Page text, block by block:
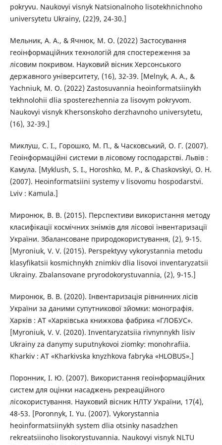
pokryvu. Naukovyi visnyk Natsionalnoho lisotekhnichnoho
universytetu Ukrainy, (22)9, 24-30.]
Мельник, А. А., & Ячнюк, М. О. (2022) Застосування
геоінформаційних технологій для спостереження за
лісовим покривом. Науковий вісник Херсонського
державного університету, (16), 32-39. [Melnyk, A. A., &
Yachniuk, M. O. (2022) Zastosuvannia heoinformatsiinykh
tekhnolohii dlia sposterezhennia za lisovym pokryvom.
Naukovyi visnyk Khersonskoho derzhavnoho universytetu,
(16), 32-39.]
Миклуш, С. І., Горошко, М. П., & Часковський, О. Г. (2007).
Геоінформаційні системи в лісовому господарстві. Львів :
Камула. [Myklush, S. I., Horoshko, M. P., & Chaskovskyi, O. H.
(2007). Heoinformatsiini systemy v lisovomu hospodarstvi.
Lviv : Kamula.]
Миронюк, В. В. (2015). Перспективи використання методу
класифікації космічних знімків для лісової інвентаризації
України. Збалансоване природокористування, (2), 9-15.
[Myroniuk, V. V. (2015). Perspektyvy vykorystannia metodu
klasyfikatsii kosmichnykh znimkiv dlia lisovoi inventaryzatsii
Ukrainy. Zbalansovane pryrodokorystuvannia, (2), 9-15.]
Миронюк, В. В. (2020). Інвентаризація рівнинних лісів
України за даними супутникової зйомки: монографія.
Харків : АТ «Харківська книжкова фабрика «ГЛОБУС».
[Myroniuk, V. V. (2020). Inventaryzatsiia rivnynnykh lisiv
Ukrainy za danymy suputnykovoi ziomky: monohrafiia.
Kharkiv : AT «Kharkivska knyzhkova fabryka «HLOBUS».]
Поронник, І. Ю. (2007). Використання геоінформаційних
систем для оцінки насаджень рекреаційного
лісокористування. Науковий вісник НЛТУ України, 17(4),
48-53. [Poronnyk, I. Yu. (2007). Vykorystannia
heoinformatsiinykh system dlia otsinky nasadzhen
rekreatsiinoho lisokorystuvannia. Naukovyi visnyk NLTU